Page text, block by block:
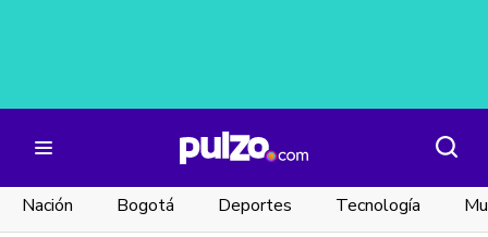
Nación Bogotá Deportes Tecnología